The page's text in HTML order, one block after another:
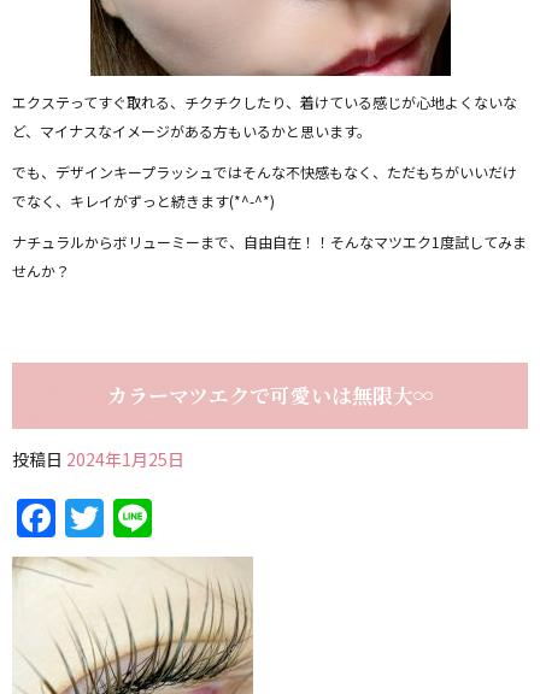
エクステってすぐ取れる、チクチクしたり、着けている感じが心地よくないな
ど、マイナスなイメージがある方もいるかと思います。
でも、デザインキープラッシュではそんな不快感もなく、ただもちがいいだけ
でなく、キレイがずっと続きます(*^-^*)
ナチュラルからボリューミーまで、自由自在！！そんなマツエク1度試してみま
せんか？
カラーマツエクで可愛いは無限大∞
投稿日 2024年1月25日
Facebook
Twitter